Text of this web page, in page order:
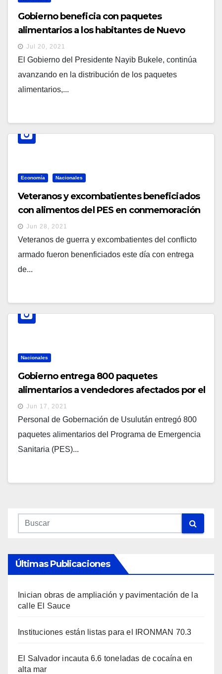
Gobierno beneficia con paquetes
alimentarios a los habitantes de Nuevo
Cuscatlán, en La Libertad y Apopa en San
Salvador
Jul 20, 2021
El Gobierno del Presidente Nayib Bukele, continúa
avanzando en la distribución de los paquetes
alimentarios,...
Economía Nacionales
Veteranos y excombatientes beneficiados
con alimentos del PES en conmemoración
del día del padre
Jun 28, 2021
Veteranos de guerra y excombatientes del conflicto
armado fueron benenficiados este día con entrega
de...
Nacionales
Gobierno entrega 800 paquetes
alimentarios a vendedores afectados por el
incendio del mercado de Usulután
Jun 17, 2021
Personal de Gobernación de Usulután entregó 800
paquetes alimentarios del Programa de Emergencia
Sanitaria (PES)...
Últimas Publicaciones
Inician obras de ampliación y pavimentación de la
calle El Sauce
Instituciones están listas para el IRONMAN 70.3
El Salvador incauta 6.6 toneladas de cocaína en
alta mar